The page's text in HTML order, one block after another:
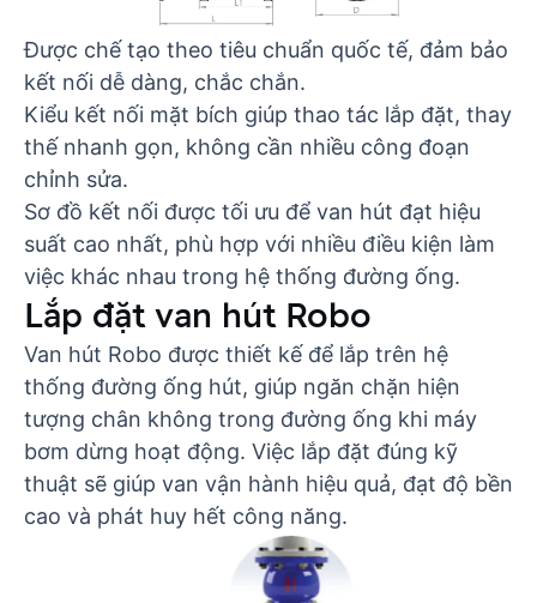
Được chế tạo theo tiêu chuẩn quốc tế, đảm bảo
kết nối dễ dàng, chắc chắn.
Kiểu kết nối mặt bích giúp thao tác lắp đặt, thay
thế nhanh gọn, không cần nhiều công đoạn
chỉnh sửa.
Sơ đồ kết nối được tối ưu để van hút đạt hiệu
suất cao nhất, phù hợp với nhiều điều kiện làm
việc khác nhau trong hệ thống đường ống.
Lắp đặt van hút Robo
Van hút Robo được thiết kế để lắp trên hệ
thống đường ống hút, giúp ngăn chặn hiện
tượng chân không trong đường ống khi máy
bơm dừng hoạt động. Việc lắp đặt đúng kỹ
thuật sẽ giúp van vận hành hiệu quả, đạt độ bền
cao và phát huy hết công năng.